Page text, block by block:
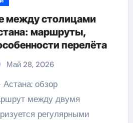
между столицами
маршруты,
перелёта
Май 28, 2026
между двумя
регулярными